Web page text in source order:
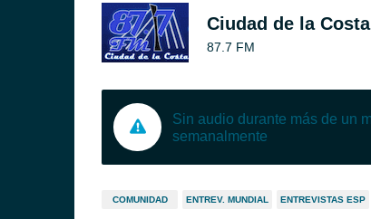
Ciudad de la
87.7 FM
Sin audio durante más de un
semanalmente
COMUNIDAD ENTREV. MUNDIAL ENTREVISTAS ESP